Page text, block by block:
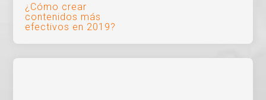
Navegación
de
entradas
¿Cómo crear
contenidos más
efectivos en 2019?